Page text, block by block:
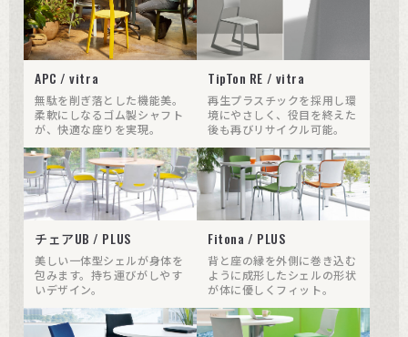
APC / vitra
無駄を削ぎ落とした機能美。
柔軟にしなるゴム製シャフト
が、快適な座りを実現。
TipTon RE / vitra
再生プラスチックを採用し環
境にやさしく、役目を終えた
後も再びリサイクル可能。
チェアUB / PLUS
美しい一体型シェルが身体を
包みます。持ち運びがしやす
いデザイン。
Fitona / PLUS
背と座の縁を外側に巻き込む
ように成形したシェルの形状
が体に優しくフィット。